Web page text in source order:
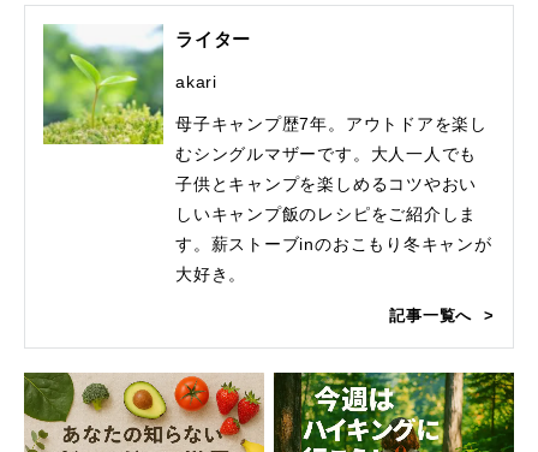
ライター
akari
母子キャンプ歴7年。アウトドアを楽し
むシングルマザーです。大人一人でも
子供とキャンプを楽しめるコツやおい
しいキャンプ飯のレシピをご紹介しま
す。薪ストーブinのおこもり冬キャンが
大好き。
記事一覧へ